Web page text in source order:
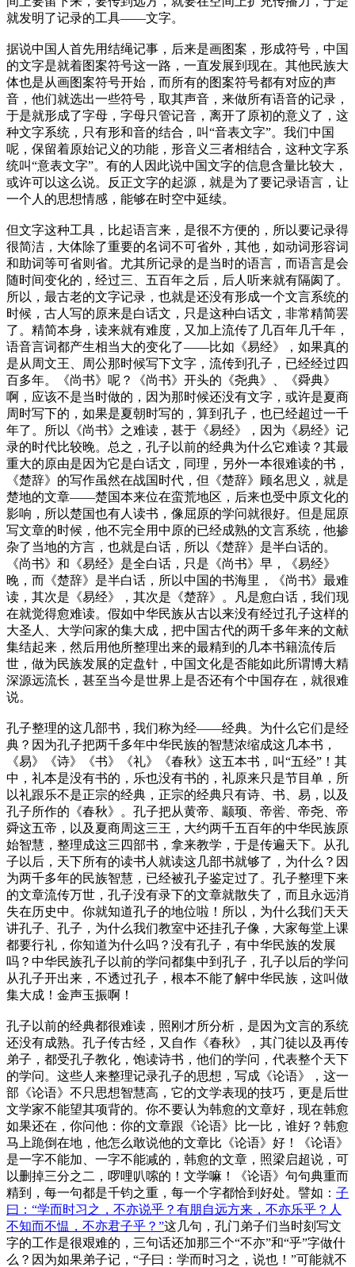
就发明了记录的工具——文字。
据说中国人首先用结绳记事，后来是画图案，形成符号，中国
的文字是就着图案符号这一路，一直发展到现在。其他民族大
体也是从画图案符号开始，而所有的图案符号都有对应的声
音，他们就选出一些符号，取其声音，来做所有语音的记录，
于是就形成了字母，字母只管记音，离开了原初的意义了，这
种文字系统，只有形和音的结合，叫“音表文字”。我们中国
呢，保留着原始记义的功能，形音义三者相结合，这种文字系
统叫“意表文字”。有的人因此说中国文字的信息含量比较大，
或许可以这么说。反正文字的起源，就是为了要记录语言，让
一个人的思想情感，能够在时空中延续。
但文字这种工具，比起语言来，是很不方便的，所以要记录得
很简洁，大体除了重要的名词不可省外，其他，如动词形容词
和助词等可省则省。尤其所记录的是当时的语言，而语言是会
随时间变化的，经过三、五百年之后，后人听来就有隔阂了。
所以，最古老的文字记录，也就是还没有形成一个文言系统的
时候，古人写的原来是白话文，只是这种白话文，非常精简罢
了。精简本身，读来就有难度，又加上流传了几百年几千年，
语音言词都产生相当大的变化了——比如《易经》，如果真的
是从周文王、周公那时候写下文字，流传到孔子，已经经过四
百多年。《尚书》呢？《尚书》开头的《尧典》、《舜典》
啊，应该不是当时做的，因为那时候还没有文字，或许是夏商
周时写下的，如果是夏朝时写的，算到孔子，也已经超过一千
年了。所以《尚书》之难读，甚于《易经》，因为《易经》记
录的时代比较晚。总之，孔子以前的经典为什么它难读？其最
重大的原由是因为它是白话文，同理，另外一本很难读的书，
《楚辞》的写作虽然在战国时代，但《楚辞》顾名思义，就是
楚地的文章——楚国本来位在蛮荒地区，后来也受中原文化的
影响，所以楚国也有人读书，像屈原的学问就很好。但是屈原
写文章的时候，他不完全用中原的已经成熟的文言系统，他掺
杂了当地的方言，也就是白话，所以《楚辞》是半白话的。
《尚书》和《易经》是全白话，只是《尚书》早，《易经》
晚，而《楚辞》是半白话，所以中国的书海里，《尚书》最难
读，其次是《易经》，其次是《楚辞》。凡是愈白话，我们现
在就觉得愈难读。假如中华民族从古以来没有经过孔子这样的
大圣人、大学问家的集大成，把中国古代的两千多年来的文献
集结起来，然后用他所整理出来的最精到的几本书籍流传后
世，做为民族发展的定盘针，中国文化是否能如此所谓博大精
深源远流长，甚至当今是世界上是否还有个中国存在，就很难
说。
孔子整理的这几部书，我们称为经——经典。为什么它们是经
典？因为孔子把两千多年中华民族的智慧浓缩成这几本书，
《易》《诗》《书》《礼》《春秋》这五本书，叫“五经”！其
中，礼本是没有书的，乐也没有书的，礼原来只是节目单，所
以礼跟乐不是正宗的经典，正宗的经典只有诗、书、易，以及
孔子所作的《春秋》。孔子把从黄帝、颛顼、帝喾、帝尧、帝
舜这五帝，以及夏商周这三王，大约两千五百年的中华民族原
始智慧，整理成这三四部书，拿来教学，于是传遍天下。从孔
子以后，天下所有的读书人就读这几部书就够了，为什么？因
为两千多年的民族智慧，已经被孔子鉴定过了。孔子整理下来
的文章流传万世，孔子没有录下的文章就散失了，而且永远消
失在历史中。你就知道孔子的地位啦！所以，为什么我们天天
讲孔子、孔子，为什么我们教室中还挂孔子像，大家每堂上课
都要行礼，你知道为什么吗？没有孔子，有中华民族的发展
吗？中华民族孔子以前的学问都集中到孔子，孔子以后的学问
从孔子开出来，不透过孔子，根本不能了解中华民族，这叫做
集大成！金声玉振啊！
孔子以前的经典都很难读，照刚才所分析，是因为文言的系统
还没有成熟。孔子传古经，又自作《春秋》，其门徒以及再传
弟子，都受孔子教化，饱读诗书，他们的学问，代表整个天下
的学问。这些人来整理记录孔子的思想，写成《论语》，这一
部《论语》不只思想智慧高，它的文学表现的技巧，更是后世
文学家不能望其项背的。你不要认为韩愈的文章好，现在韩愈
如果还在，你问他：你的文章跟《论语》比一比，谁好？韩愈
马上跪倒在地，他怎么敢说他的文章比《论语》好！《论语》
是一字不能加、一字不能减的，韩愈的文章，照梁启超说，可
以删掉三分之二，啰哩叭嗦的！文学嘛！《论语》句句典重而
精到，每一句都是千钧之重，每一个字都恰到好处。譬如： 子
曰：“学而时习之，不亦说乎？有朋自远方来，不亦乐乎？人
不知而不愠，不亦君子乎？”这几句，孔门弟子们当时刻写文
字的工作是很艰难的，三句话还加那三个“不亦”和“乎”字做什
么？因为如果弟子记，“子曰：学而时习之，说也！”可能就不